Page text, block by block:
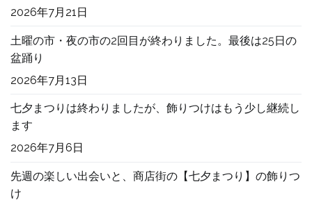
2026年7月21日
土曜の市・夜の市の2回目が終わりました。最後は25日の
盆踊り
2026年7月13日
七夕まつりは終わりましたが、飾りつけはもう少し継続し
ます
2026年7月6日
先週の楽しい出会いと、商店街の【七夕まつり】の飾りつ
け